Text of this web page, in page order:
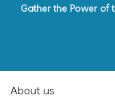
Gather the Power of
About us